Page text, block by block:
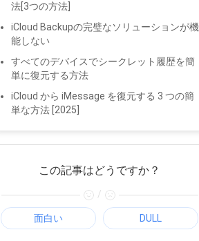
法[3つの方法]
iCloud Backupの完璧なソリューションが機
能しない
すべてのデバイスでシークレット履歴を簡
単に復元する方法
iCloud から iMessage を復元する 3 つの簡
単な方法 [2025]
この記事はどうですか？
/
面白い DULL